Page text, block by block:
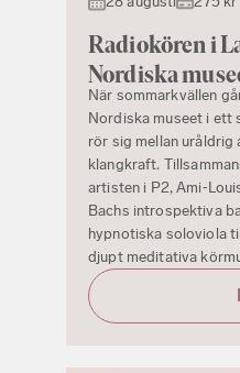
Radiokören i
Nordiska
När sommarkvällen
Nordiska museet i ett
rör sig mellan uråldrig
klangkraft.
artisten i P2,
Bachs introspektiva
hypnotiska soloviola
djupt meditativa